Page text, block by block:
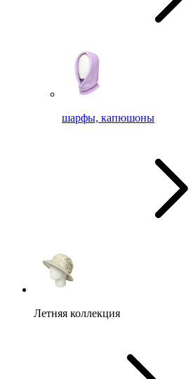
шарфы, капюшоны
Летняя коллекция